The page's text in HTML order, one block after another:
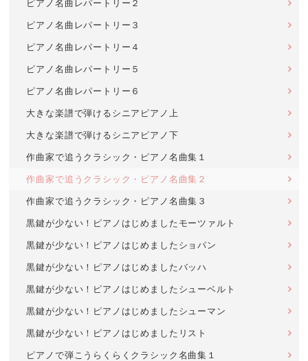
ピアノ名曲レパートリー２
ピアノ名曲レパートリー３
ピアノ名曲レパートリー４
ピアノ名曲レパートリー５
ピアノ名曲レパートリー６
大きな楽譜で弾けるシニアピアノ上
大きな楽譜で弾けるシニアピアノ下
作曲家で追うクラシック・ピアノ名曲集１
作曲家で追うクラシック・ピアノ名曲集２
作曲家で追うクラシック・ピアノ名曲集３
黒鍵が少ない！ピアノはじめましたモーツァルト
黒鍵が少ない！ピアノはじめましたショパン
黒鍵が少ない！ピアノはじめましたバッハ
黒鍵が少ない！ピアノはじめましたシューベルト
黒鍵が少ない！ピアノはじめましたシューマン
黒鍵が少ない！ピアノはじめましたリスト
ピアノで弾こうらくらくクラシック名曲集１